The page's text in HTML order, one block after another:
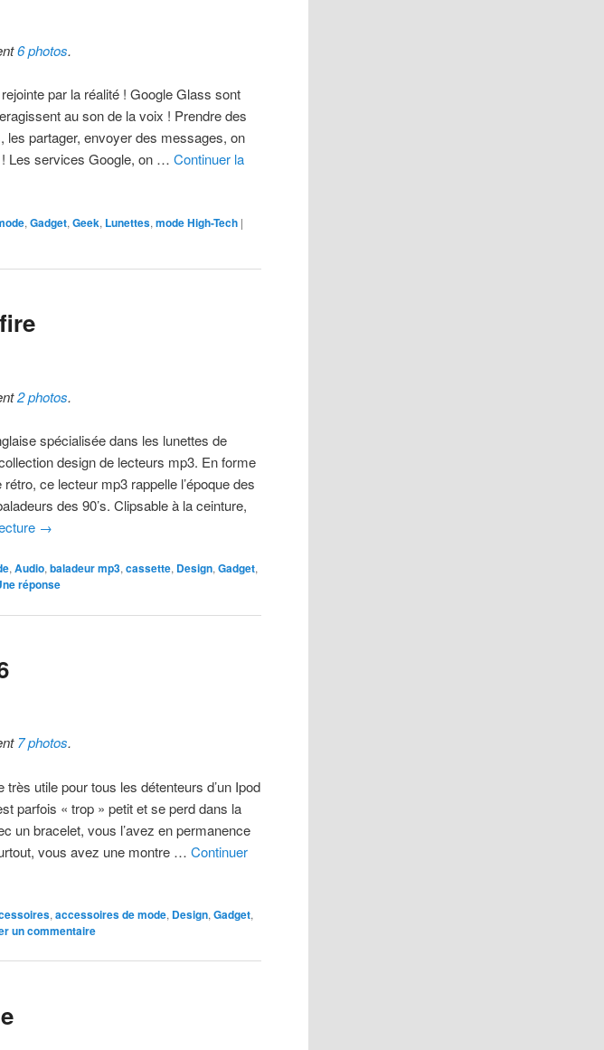
6 photos.
par la réalité ! Google Glass sont
au son de la voix ! Prendre des
les partager, envoyer des messages, on
! Les services Google, on … Continuer la
,Gadget,Geek, Lunettes,mode High-Tech |
2 photos.
spécialisée dans les lunettes de
design de lecteurs mp3. En forme
ce lecteur mp3 rappelle l’époque des
des 90’s. Clipsable à la ceinture,
→
,Audio,baladeur mp3,cassette, Design,Gadget,
réponse
7 photos.
utile pour tous les détenteurs d’un Ipod
parfois « trop » petit et se perd dans la
un bracelet, vous l’avez en permanence
vous avez une montre … Continuer
,accessoires de mode, Design,Gadget,
un commentaire